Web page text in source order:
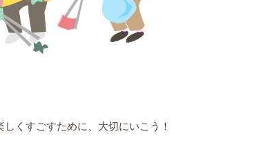
しくすごすために、大切にいこう！